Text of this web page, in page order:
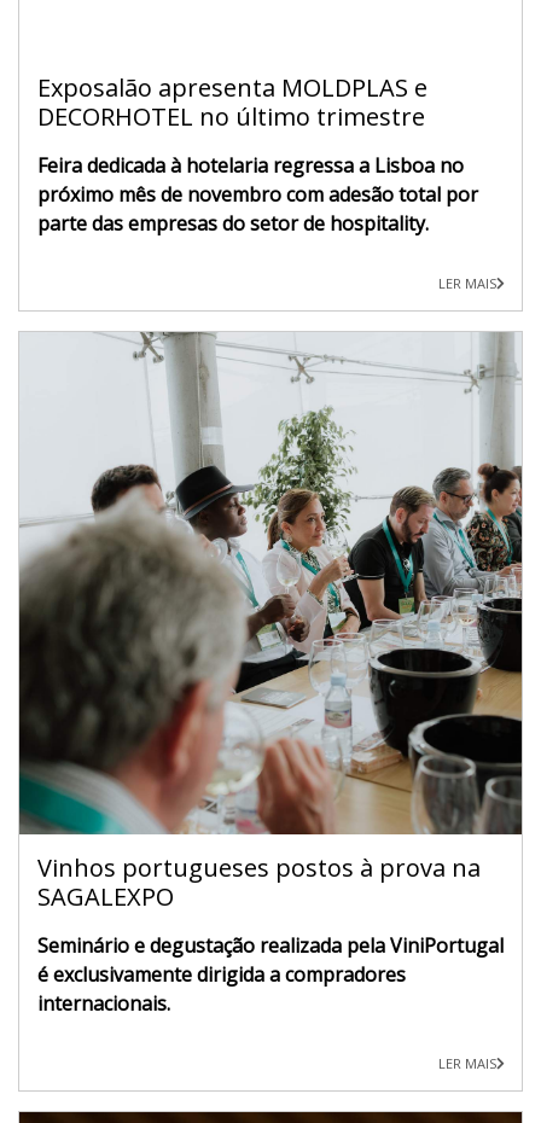
Exposalão apresenta MOLDPLAS e
DECORHOTEL no último trimestre
Feira dedicada à hotelaria regressa a Lisboa no
próximo mês de novembro com adesão total por
parte das empresas do setor de hospitality.
LER MAIS
Vinhos portugueses postos à prova na
SAGALEXPO
Seminário e degustação realizada pela ViniPortugal
é exclusivamente dirigida a compradores
internacionais.
LER MAIS